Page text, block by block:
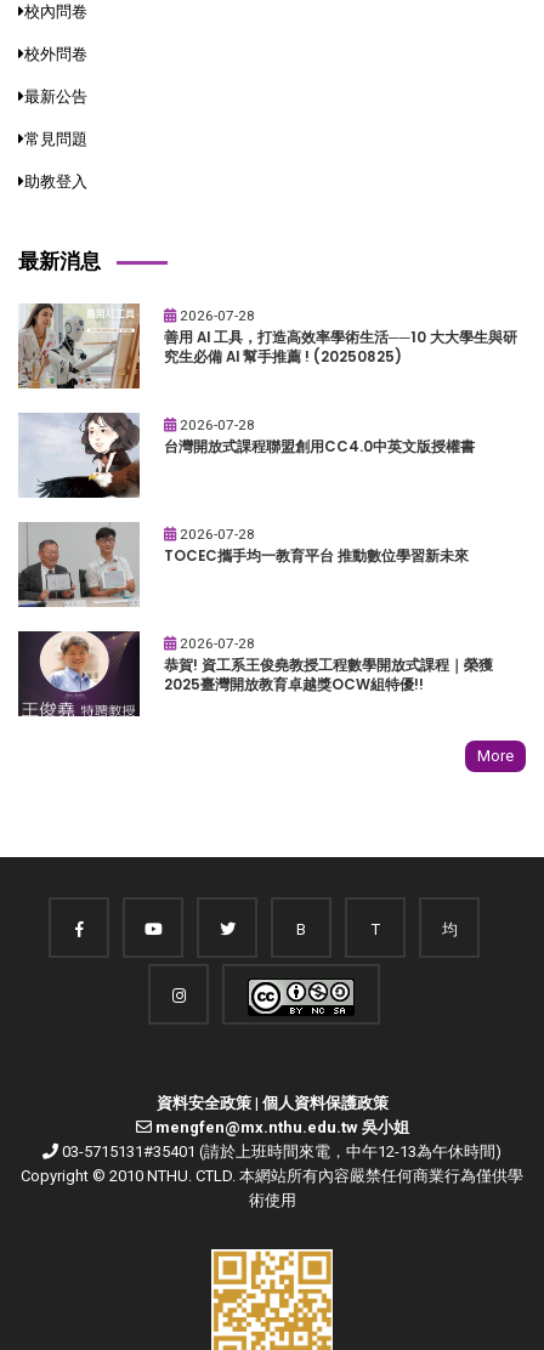
校內問卷
校外問卷
最新公告
常見問題
助教登入
最新消息
2026-07-28
善用 AI 工具，打造高效率學術生活──10 大大學生與研
究生必備 AI 幫手推薦 ! (20250825)
2026-07-28
台灣開放式課程聯盟創用CC4.0中英文版授權書
2026-07-28
TOCEC攜手均一教育平台 推動數位學習新未來
2026-07-28
恭賀! 資工系王俊堯教授工程數學開放式課程｜榮獲
2025臺灣開放教育卓越獎OCW組特優!!
More
B T 均
資料安全政策| 個人資料保護政策
mengfen@mx.nthu.edu.tw 吳小姐
03-5715131#35401 (請於上班時間來電，中午12-13為午休時間)
Copyright © 2010 NTHU. CTLD. 本網站所有內容嚴禁任何商業行為僅供學
術使用